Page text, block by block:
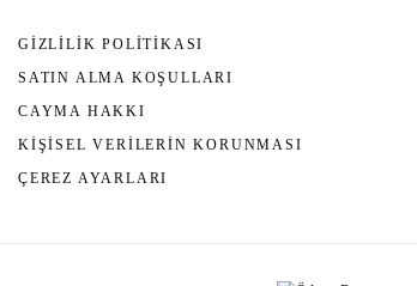
GİZLİLİK POLİTİKASI
SATIN ALMA KOŞULLARI
CAYMA HAKKI
KİŞİSEL VERİLERİN KORUNMASI
ÇEREZ AYARLARI